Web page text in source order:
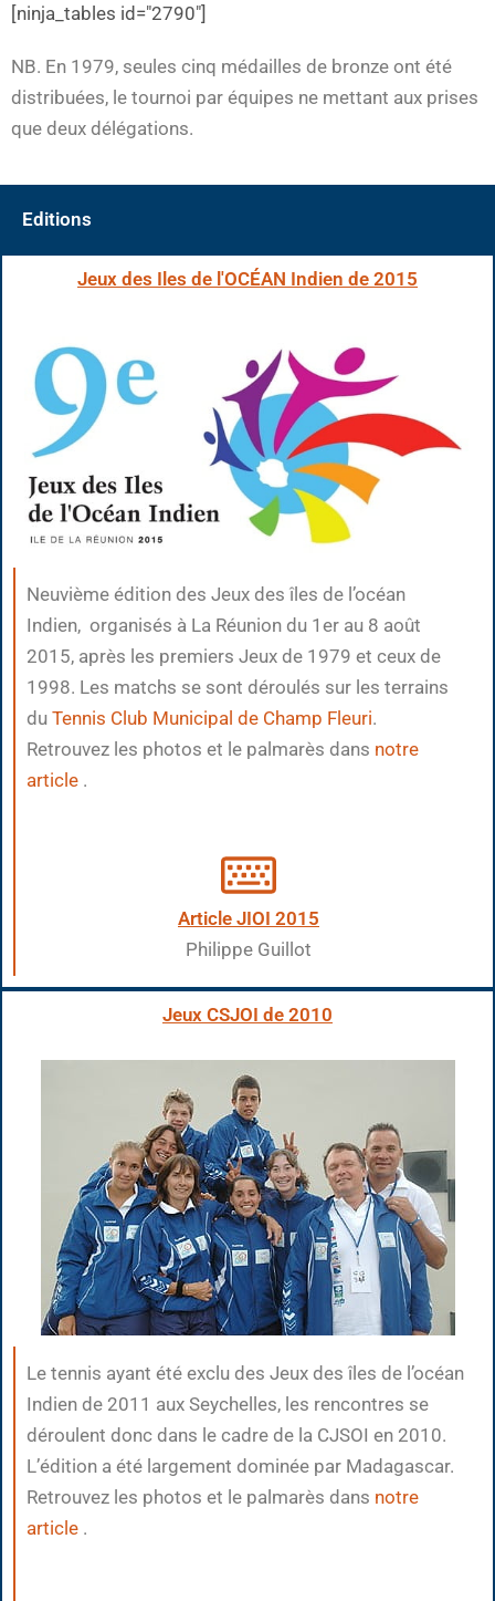
[ninja_tables id="2790"]
NB. En 1979, seules cinq médailles de bronze ont été
distribuées, le tournoi par équipes ne mettant aux prises
que deux délégations.
Editions
Jeux des Iles de l'OCÉAN Indien de 2015
Neuvième édition des Jeux des îles de l’océan
Indien, organisés à La Réunion du 1er au 8 août
2015, après les premiers Jeux de 1979 et ceux de
1998. Les matchs se sont déroulés sur les terrains
du Tennis Club Municipal de Champ Fleuri.
Retrouvez les photos et le palmarès dans notre
article .
Article JIOI 2015
Philippe Guillot
Jeux CSJOI de 2010
Le tennis ayant été exclu des Jeux des îles de l’océan
Indien de 2011 aux Seychelles, les rencontres se
déroulent donc dans le cadre de la CJSOI en 2010.
L’édition a été largement dominée par Madagascar.
Retrouvez les photos et le palmarès dans notre
article .